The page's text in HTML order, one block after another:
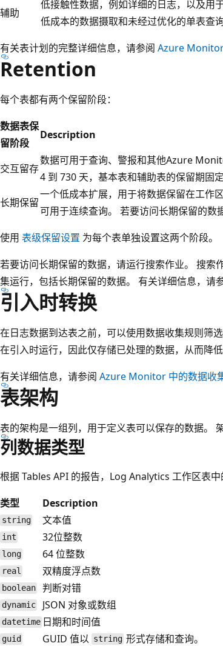
辅助
低接触性数据，例如详细的日志，以及用
低成本的数据摄取和未经过优化的单表查询
有关表计划的完整详细信息，请参阅 Azure
Retention
每个表都有两个保留阶段：
数据表保
留阶段
Description
交互留存
数据可用于查询、警报和其他Azure
4 到 730 天，基本表和辅助表的保留期固定
长期保留
一个低成本扩展，用于将数据保留在工作
可用于连续查询。 若要访问长期保留的数
使用 表级保留设置 为每个表单独设置这两个阶段。
若要访问长期保留的数据，请运行搜索作业。 搜
集运行，包括长期保留的数据。 有关详细信息，请
引入时转换
在日志数据到达表之前，可以使用数据收集规则筛
在引入时运行，因此仅存储已处理的数据，从而降
有关详细信息，请参阅 Azure Monitor 中的数据收
表架构
表的架构是一组列，用于定义表可以保存的数据。
列数据类型
根据 Tables API 的报告，Log Analytics 工作区表中
类型
Description
string 文本值
int 32位整数
long 64 位整数
real 双精度浮点数
boolean 判断对错
dynamic JSON 对象或数组
datetime 日期和时间值
guid GUID 值以 string 形式存储和查询。